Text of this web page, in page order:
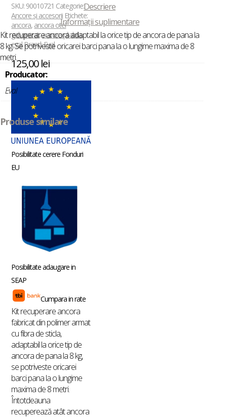
SKU: 90010721 Categorie:
Ancore și accesorii Etichete:
ancora, ancora otel
galvanizat,ancora pliabila,
eval Brand:Eval
125,00lei
Posibilitate cerere Fonduri
EU
Posibilitate adaugare in
SEAP
Cumpara in rate
Kit recuperare ancora
fabricat din polimer armat
cu fibra de sticla,
adaptabil la orice tip de
ancora de pana la 8 kg,
se potriveste oricarei
barci pana la o lungime
maxima de 8 metri.
Întotdeauna
recuperează atât ancora
Descriere
Informații suplimentare
Kit recuperare ancora adaptabil la orice tip de ancora de pana la
8 kg. Se potriveste oricarei barci pana la o lungime maxima de 8
metri.
Producator:
Eval
Produse similare